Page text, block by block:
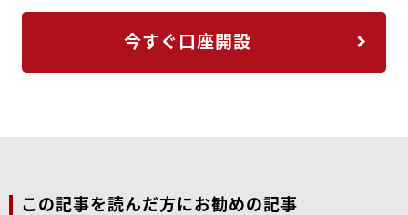
今すぐ口座開設
この記事を読んだ方にお勧めの記事